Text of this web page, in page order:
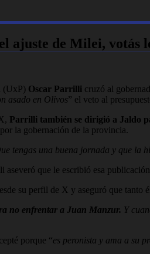
ajuste de Milei, votás
(UxP) Oscar Parrilli cruzó al
asado en Olivos” el veto al
Parrilli también se dirigió a Jaldo
por la gobernación de la provincia.
tengas una buena jornada y que la
que le escribió esa
su perfil de X y aseguró que tanto
no enfrentar a Juan Manzur. Y
porque “es peronista y ama a su